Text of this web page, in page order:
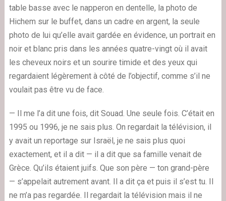
table basse avec le napperon en dentelle, la photo de
Hichem sur le buffet, dans un cadre en argent, la seule
photo de lui qu’elle avait gardée en évidence, un portrait en
noir et blanc pris dans les années quatre-vingt où il avait
les cheveux noirs et un sourire timide et des yeux qui
regardaient légèrement à côté de l’objectif, comme s’il ne
voulait pas être vu de face.
— Il me l’a dit une fois, dit Souad. Une seule fois. C’était en
1995 ou 1996, je ne sais plus. On regardait la télévision, il
y avait un reportage sur Israël, je ne sais plus quoi
exactement, et il a dit — il a dit que sa famille venait de
Grèce. Qu’ils étaient juifs. Que son père — ton grand-père
— s’appelait autrement avant. Il a dit ça et puis il s’est tu. Il
ne m’a pas regardée. Il regardait la télévision mais il ne